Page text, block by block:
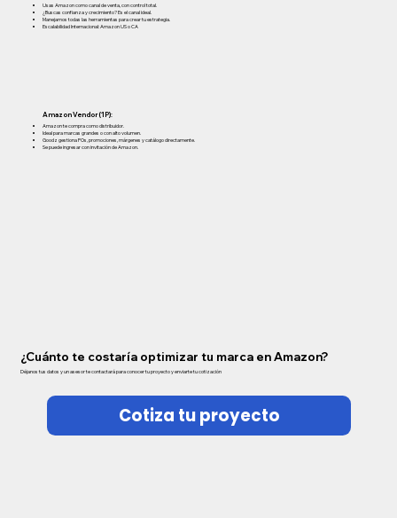
Usas Amazon como canal de venta, con control total.
¿Buscas confianza y crecimiento? Es el canal ideal.
Manejamos todas las herramientas para crear tu estrategia.
Escalabilidad Internacional: Amazon US o CA
Amazon Vendor (1P):
Amazon te compra como distribuidor.
Ideal para marcas grandes o con alto volumen.
Goodz gestiona POs, promociones, márgenes y catálogo directamente.
Se puede ingresar con invitación de Amazon.
¿Cuánto te costaría optimizar tu marca en Amazon?
Déjanos tus datos y un asesor te contactará para conocer tu proyecto y enviarte tu cotización
Cotiza tu proyecto